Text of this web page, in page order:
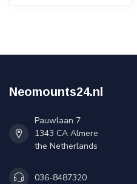
Neomounts24.nl
Pauwlaan 7
1343 CA Almere
the Netherlands
036-8487320